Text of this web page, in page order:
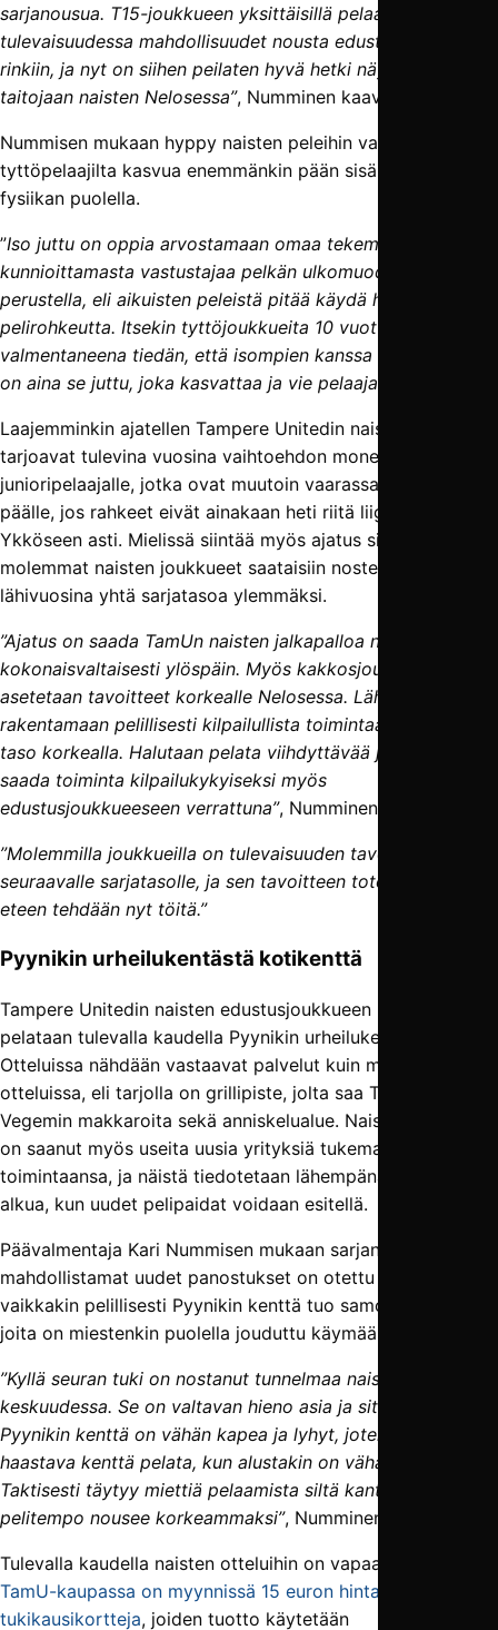
sarjanousua. T15-joukkueen yksittäisillä pelaajilla on
tulevaisuudessa mahdollisuudet nousta edustusjoukkueen
rinkiin, ja nyt on siihen peilaten hyvä hetki näyttää
taitojaan naisten Nelosessa”, Numminen kaavailee tulevaa.
Nummisen mukaan hyppy naisten peleihin vaatii
tyttöpelaajilta kasvua enemmänkin pään sisällä kuin
fysiikan puolella.
”Iso juttu on oppia arvostamaan omaa tekemistä ja lakata
kunnioittamasta vastustajaa pelkän ulkomuodon
perustella, eli aikuisten peleistä pitää käydä hakemassa
pelirohkeutta. Itsekin tyttöjoukkueita 10 vuotta
valmentaneena tiedän, että isompien kanssa pelaaminen
on aina se juttu, joka kasvattaa ja vie pelaajaa eteenpäin.”
Laajemminkin ajatellen Tampere Unitedin naisten joukkueet
tarjoavat tulevina vuosina vaihtoehdon monelle
junioripelaajalle, jotka ovat muutoin vaarassa jäädä tyhjän
päälle, jos rahkeet eivät ainakaan heti riitä liigatasolle tai
Ykköseen asti. Mielissä siintää myös ajatus siitä, että
molemmat naisten joukkueet saataisiin nostettua jo
lähivuosina yhtä sarjatasoa ylemmäksi.
”Ajatus on saada TamUn naisten jalkapalloa nousemaan
kokonaisvaltaisesti ylöspäin. Myös kakkosjoukkueella
asetetaan tavoitteet korkealle Nelosessa. Lähdetään
rakentamaan pelillisesti kilpailullista toimintaa, ja pitämään
taso korkealla. Halutaan pelata viihdyttävää jalkapalloa ja
saada toiminta kilpailukykyiseksi myös
edustusjoukkueeseen verrattuna”, Numminen linjaa.
”Molemmilla joukkueilla on tulevaisuuden tavoite nousta
seuraavalle sarjatasolle, ja sen tavoitteen toteutumisen
eteen tehdään nyt töitä.”
Pyynikin urheilukentästä kotikenttä
Tampere Unitedin naisten edustusjoukkueen kotiottelut
pelataan tulevalla kaudella Pyynikin urheilukentällä.
Otteluissa nähdään vastaavat palvelut kuin miestenkin
otteluissa, eli tarjolla on grillipiste, jolta saa Tapolan ja
Vegemin makkaroita sekä anniskelualue. Naisten joukkue
on saanut myös useita uusia yrityksiä tukemaan
toimintaansa, ja näistä tiedotetaan lähempänä kauden
alkua, kun uudet pelipaidat voidaan esitellä.
Päävalmentaja Kari Nummisen mukaan sarjanousun
mahdollistamat uudet panostukset on otettu ilolla vastaan,
vaikkakin pelillisesti Pyynikin kenttä tuo samoja mietteitä,
joita on miestenkin puolella jouduttu käymään läpi.
”Kyllä seuran tuki on nostanut tunnelmaa naisten joukkueen
keskuudessa. Se on valtavan hieno asia ja sitä arvostetaan.
Pyynikin kenttä on vähän kapea ja lyhyt, joten se on
haastava kenttä pelata, kun alustakin on vähän kova.
Taktisesti täytyy miettiä pelaamista siltä kantilta, että
pelitempo nousee korkeammaksi”, Numminen pohtii.
Tulevalla kaudella naisten otteluihin on vapaa pääsy, mutta
TamU-kaupassa on myynnissä 15 euron hintaisia
tukikausikortteja, joiden tuotto käytetään